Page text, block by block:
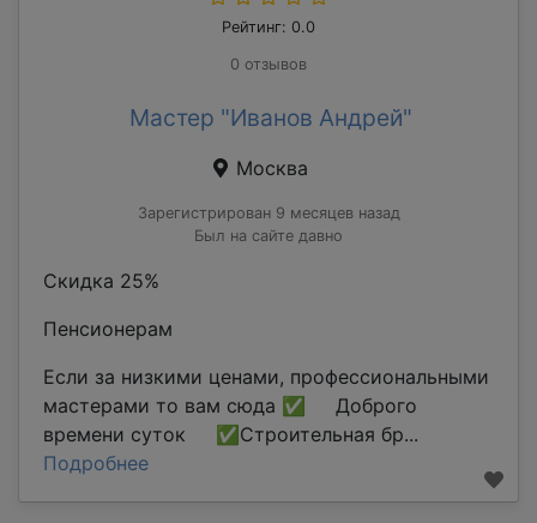
Рейтинг: 0.0
0 отзывов
Мастер "Иванов Андрей"
Москва
Зарегистрирован 9 месяцев назад
Был на сайте давно
Скидка 25%
Пенсионерам
Если за низкими ценами, профессиональными
мастерами то вам сюда ✅ Доброго
времени суток ✅Строительная бр...
Подробнее